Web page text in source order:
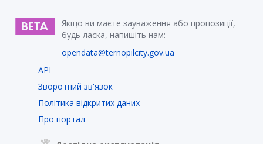
Якщо ви маєте зауваження або пропозиції,
будь ласка, напишіть нам:
opendata@ternopilcity.gov.ua
API
Зворотний зв'язок
Політика відкритих даних
Про портал